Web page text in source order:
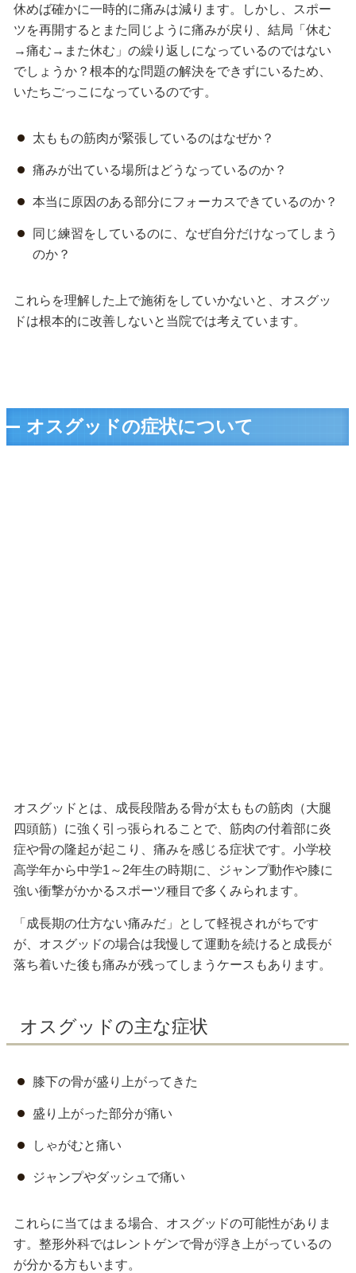
休めば確かに一時的に痛みは減ります。しかし、スポー
ツを再開するとまた同じように痛みが戻り、結局「休む
→痛む→また休む」の繰り返しになっているのではない
でしょうか？根本的な問題の解決をできずにいるため、
いたちごっこになっているのです。
太ももの筋肉が緊張しているのはなぜか？
痛みが出ている場所はどうなっているのか？
本当に原因のある部分にフォーカスできているのか？
同じ練習をしているのに、なぜ自分だけなってしまう
のか？
これらを理解した上で施術をしていかないと、オスグッ
ドは根本的に改善しないと当院では考えています。
オスグッドの症状について
オスグッドとは、成長段階ある骨が太ももの筋肉（大腿
四頭筋）に強く引っ張られることで、筋肉の付着部に炎
症や骨の隆起が起こり、痛みを感じる症状です。小学校
高学年から中学1～2年生の時期に、ジャンプ動作や膝に
強い衝撃がかかるスポーツ種目で多くみられます。
「成長期の仕方ない痛みだ」として軽視されがちです
が、オスグッドの場合は我慢して運動を続けると成長が
落ち着いた後も痛みが残ってしまうケースもあります。
オスグッドの主な症状
膝下の骨が盛り上がってきた
盛り上がった部分が痛い
しゃがむと痛い
ジャンプやダッシュで痛い
これらに当てはまる場合、オスグッドの可能性がありま
す。整形外科ではレントゲンで骨が浮き上がっているの
が分かる方もいます。